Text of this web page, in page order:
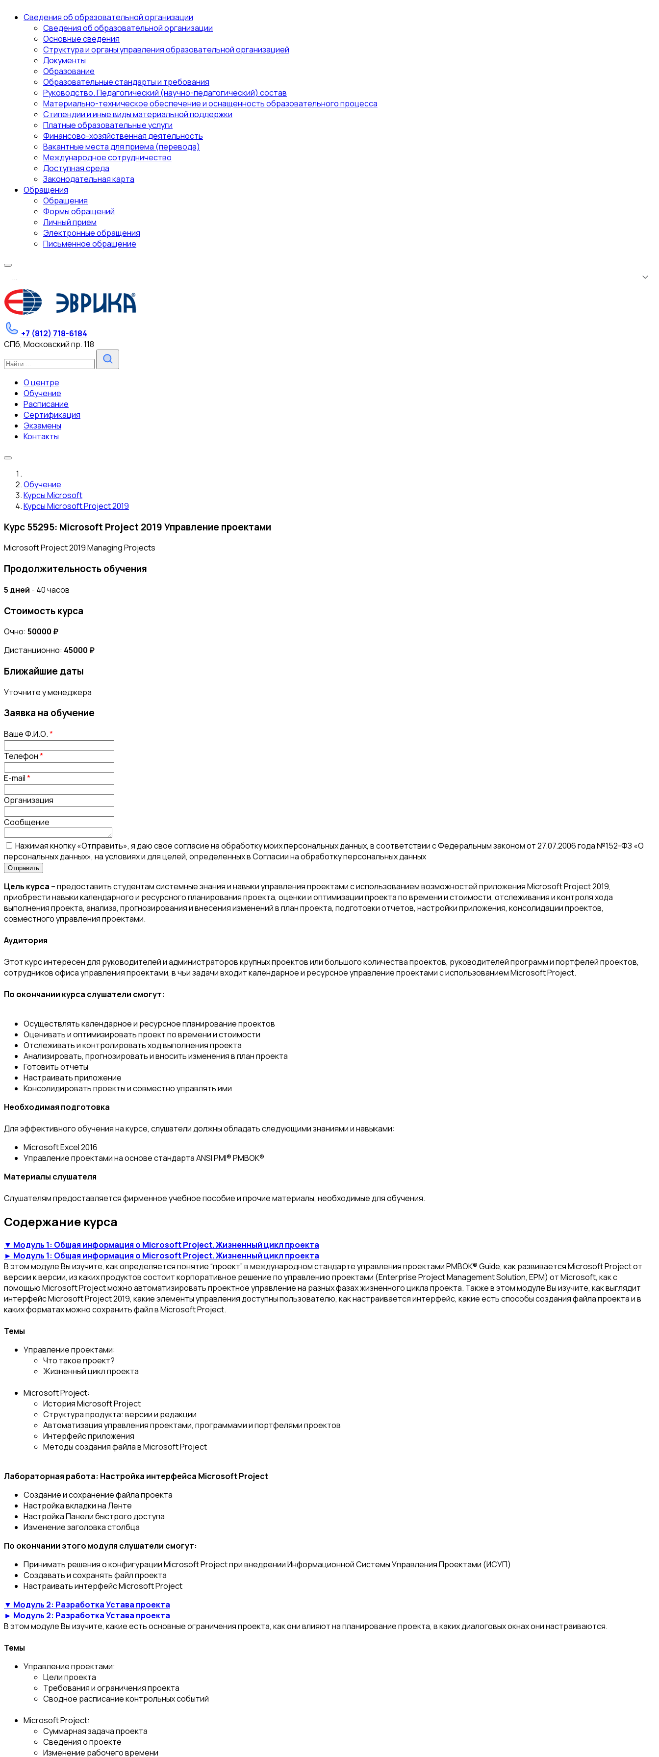
Сведения об образовательной организации
Сведения об образовательной организации
Основные сведения
Структура и органы управления образовательной организацией
Документы
Образование
Образовательные стандарты и требования
Руководство. Педагогический (научно-педагогический) состав
Материально-техническое обеспечение и оснащенность образовательного процесса
Стипендии и иные виды материальной поддержки
Платные образовательные услуги
Финансово-хозяйственная деятельность
Вакантные места для приема (перевода)
Международное сотрудничество
Доступная среда
Законодательная карта
Обращения
Обращения
Формы обращений
Личный прием
Электронные обращения
Письменное обращение
...
+7 (812) 718-6184
СПб, Московский пр. 118
О центре
Обучение
Расписание
Сертификация
Экзамены
Контакты
Обучение
Курсы Microsoft
Курсы Microsoft Project 2019
Курс 55295: Microsoft Project 2019 Управление проектами
Microsoft Project 2019 Managing Projects
Продолжительность обучения
5 дней - 40 часов
Стоимость курса
Очно: 50000 ₽
Дистанционно: 45000 ₽
Ближайшие даты
Уточните у менеджера
Заявка на обучение
Ваше Ф.И.О.*
Телефон*
E-mail*
Организация
Сообщение
Нажимая кнопку «Отправить», я даю свое согласие на обработку моих персональных данных, в соответствии с Федеральным законом от 27.07.2006 года №152-ФЗ «О
персональных данных», на условиях и для целей, определенных в Согласии на обработку персональных данных
Цель курса – предоставить студентам системные знания и навыки управления проектами с использованием возможностей приложения Microsoft Project 2019,
приобрести навыки календарного и ресурсного планирования проекта, оценки и оптимизации проекта по времени и стоимости, отслеживания и контроля хода
выполнения проекта, анализа, прогнозирования и внесения изменений в план проекта, подготовки отчетов, настройки приложения, консолидации проектов,
совместного управления проектами.
Аудитория
Этот курс интересен для руководителей и администраторов крупных проектов или большого количества проектов, руководителей программ и портфелей проектов,
сотрудников офиса управления проектами, в чьи задачи входит календарное и ресурсное управление проектами с использованием Microsoft Project.
По окончании курса слушатели смогут:
Осуществлять календарное и ресурсное планирование проектов
Оценивать и оптимизировать проект по времени и стоимости
Отслеживать и контролировать ход выполнения проекта
Анализировать, прогнозировать и вносить изменения в план проекта
Готовить отчеты
Настраивать приложение
Консолидировать проекты и совместно управлять ими
Необходимая подготовка
Для эффективного обучения на курсе, слушатели должны обладать следующими знаниями и навыками:
Microsoft Excel 2016
Управление проектами на основе стандарта ANSI PMI® PMBOK®
Материалы слушателя
Слушателям предоставляется фирменное учебное пособие и прочие материалы, необходимые для обучения.
Содержание курса
▼ Модуль 1: Общая информация о Microsoft Project. Жизненный цикл проекта
► Модуль 1: Общая информация о Microsoft Project. Жизненный цикл проекта
В этом модуле Вы изучите, как определяется понятие “проект” в международном стандарте управления проектами PMBOK® Guide, как развивается Microsoft Project от
версии к версии, из каких продуктов состоит корпоративное решение по управлению проектами (Enterprise Project Management Solution, EPM) от Microsoft, как с
помощью Microsoft Project можно автоматизировать проектное управление на разных фазах жизненного цикла проекта. Также в этом модуле Вы изучите, как выглядит
интерфейс Microsoft Project 2019, какие элементы управления доступны пользователю, как настраивается интерфейс, какие есть способы создания файла проекта и в
каких форматах можно сохранить файл в Microsoft Project.
Темы
Управление проектами:
Что такое проект?
Жизненный цикл проекта
Microsoft Project:
История Microsoft Project
Структура продукта: версии и редакции
Автоматизация управления проектами, программами и портфелями проектов
Интерфейс приложения
Методы создания файла в Microsoft Project
Лабораторная работа: Настройка интерфейса Microsoft Project
Создание и сохранение файла проекта
Настройка вкладки на Ленте
Настройка Панели быстрого доступа
Изменение заголовка столбца
По окончании этого модуля слушатели смогут:
Принимать решения о конфигурации Microsoft Project при внедрении Информационной Системы Управления Проектами (ИСУП)
Создавать и сохранять файл проекта
Настраивать интерфейс Microsoft Project
▼ Модуль 2: Разработка Устава проекта
► Модуль 2: Разработка Устава проекта
В этом модуле Вы изучите, какие есть основные ограничения проекта, как они влияют на планирование проекта, в каких диалоговых окнах они настраиваются.
Темы
Управление проектами:
Цели проекта
Требования и ограничения проекта
Сводное расписание контрольных событий
Microsoft Project:
Суммарная задача проекта
Сведения о проекте
Изменение рабочего времени